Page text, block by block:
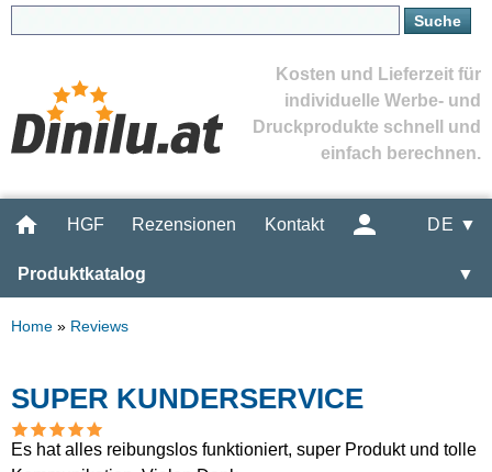
Kosten und Lieferzeit für
individuelle Werbe- und
Druckprodukte schnell und
einfach berechnen.
HGF Rezensionen Kontakt DE ▼
Produktkatalog ▼
Home » Reviews
SUPER KUNDERSERVICE
Es hat alles reibungslos funktioniert, super Produkt und tolle